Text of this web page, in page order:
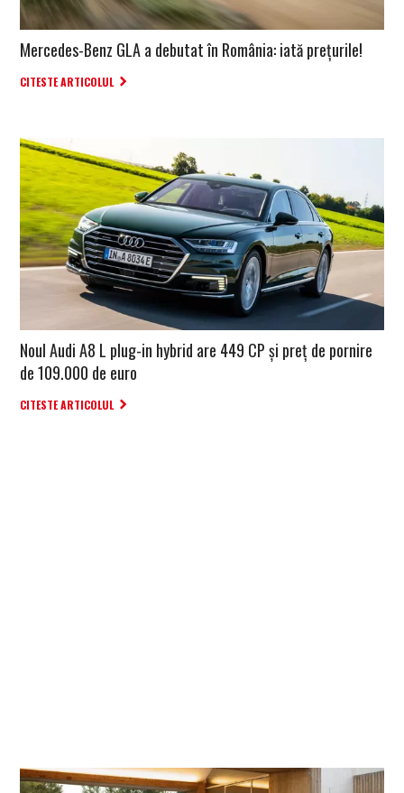
Mercedes-Benz GLA a debutat în România: iată prețurile!
CITESTE ARTICOLUL
Noul Audi A8 L plug-in hybrid are 449 CP și preț de pornire
de 109.000 de euro
CITESTE ARTICOLUL